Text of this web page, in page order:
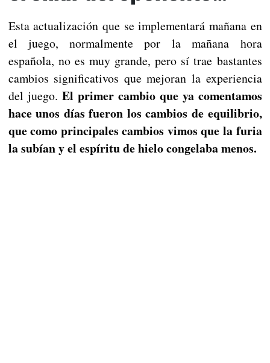
Esta actualización que se implementará mañana en
el juego, normalmente por la mañana hora
española, no es muy grande, pero sí trae bastantes
cambios significativos que mejoran la experiencia
del juego. El primer cambio que ya comentamos
hace unos días fueron los cambios de equilibrio,
que como principales cambios vimos que la furia
la subían y el espíritu de hielo congelaba menos.